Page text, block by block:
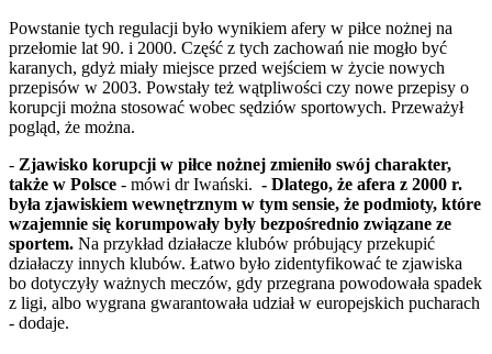
Powstanie tych regulacji było wynikiem afery w piłce nożnej na
przełomie lat 90. i 2000. Część z tych zachowań nie mogło być
karanych, gdyż miały miejsce przed wejściem w życie nowych
przepisów w 2003. Powstały też wątpliwości czy nowe przepisy o
korupcji można stosować wobec sędziów sportowych. Przeważył
pogląd, że można.
- Zjawisko korupcji w piłce nożnej zmieniło swój charakter,
także w Polsce - mówi dr Iwański. - Dlatego, że afera z 2000 r.
była zjawiskiem wewnętrznym w tym sensie, że podmioty, które
wzajemnie się korumpowały były bezpośrednio związane ze
sportem. Na przykład działacze klubów próbujący przekupić
działaczy innych klubów. Łatwo było zidentyfikować te zjawiska
bo dotyczyły ważnych meczów, gdy przegrana powodowała spadek
z ligi, albo wygrana gwarantowała udział w europejskich pucharach
- dodaje.